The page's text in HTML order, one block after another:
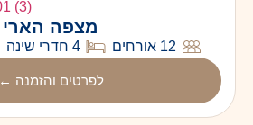
מצפה הארי
12 אורחים 4 חדרי שינה
לפרטים והזמנה ←